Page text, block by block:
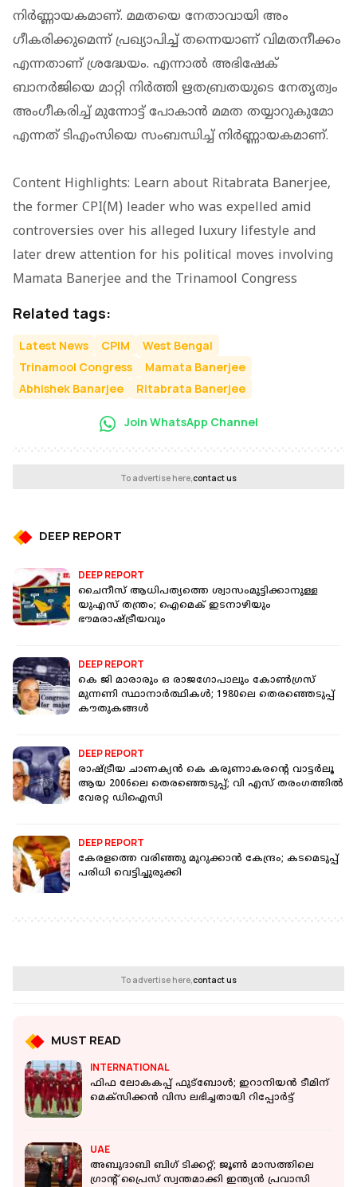
നിർണ്ണായകമാണ്. മമതയെ നേതാവായി അം​
ഗീകരിക്കുമെന്ന് പ്രഖ്യാപിച്ച് തന്നെയാണ് വിമതനീക്കം
എന്നതാണ് ശ്രദ്ധേയം. എന്നാൽ അഭിഷേക്
ബാനർജിയെ മാറ്റി നിർത്തി ഋതബ്രതയുടെ നേതൃത്വം
അം​​ഗീകരിച്ച് മുന്നോട്ട് പോകാൻ മമത തയ്യാറുകുമോ
എന്നത് ടിഎംസിയെ സംബന്ധിച്ച് നിർണ്ണായകമാണ്.
Content Highlights: Learn about Ritabrata Banerjee,
the former CPI(M) leader who was expelled amid
controversies over his alleged luxury lifestyle and
later drew attention for his political moves involving
Mamata Banerjee and the Trinamool Congress
Related tags:
Latest News CPIM
West Bengal
Trinamool Congress
Mamata Banerjee
Abhishek Banarjee
Ritabrata Banerjee
Join WhatsApp Channel
To advertise here, contact us
DEEP REPORT
DEEP REPORT
ചൈനീസ് ആധിപത്യത്തെ ശ്വാസംമുട്ടിക്കാനുള്ള
യുഎസ് തന്ത്രം; ഐമെക് ഇടനാഴിയും
ഭൗമരാഷ്ട്രീയവും
DEEP REPORT
കെ ജി മാരാരും ഒ രാജ​ഗോപാലും കോൺ​ഗ്രസ്
മുന്നണി സ്ഥാനാർത്ഥികൾ; 1980ലെ തെരഞ്ഞെടുപ്പ്
കൗതുകങ്ങൾ
DEEP REPORT
രാഷ്ട്രീയ ചാണക്യൻ കെ കരുണാകരൻ്റെ വാട്ട‍ർലൂ
ആയ 2006ലെ തെരഞ്ഞെടുപ്പ്; വി എസ് തരം​ഗത്തിൽ
വേരറ്റ ഡിഐസി
DEEP REPORT
കേരളത്തെ വരിഞ്ഞു മുറുക്കാൻ കേന്ദ്രം; കടമെടുപ്പ്
പരിധി വെട്ടിച്ചുരുക്കി
To advertise here, contact us
MUST READ
INTERNATIONAL
ഫിഫ ലോകകപ്പ് ഫുട്ബോൾ; ഇറാനിയൻ ടീമിന്
മെക്സിക്കൻ വിസ ലഭിച്ചതായി റിപ്പോർട്ട്
UAE
അബുദാബി ബി​ഗ് ടിക്കറ്റ്; ജൂൺ മാസത്തിലെ ​
ഗ്രാന്റ് പ്രൈസ് സ്വന്തമാക്കി ഇന്ത്യൻ പ്രവാസി